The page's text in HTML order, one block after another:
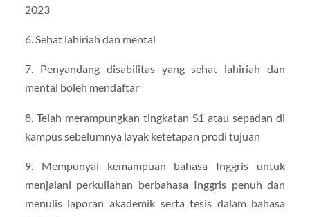
2023
6. Sehat lahiriah dan mental
7. Penyandang disabilitas yang sehat lahiriah dan
mental boleh mendaftar
8. Telah merampungkan tingkatan S1 atau sepadan di
kampus sebelumnya layak ketetapan prodi tujuan
9. Mempunyai kemampuan bahasa Inggris untuk
menjalani perkuliahan berbahasa Inggris penuh dan
menulis laporan akademik serta tesis dalam bahasa